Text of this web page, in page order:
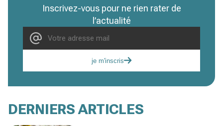
Inscrivez-vous pour ne rien rater de
l’actualité
je m'inscris
DERNIERS ARTICLES